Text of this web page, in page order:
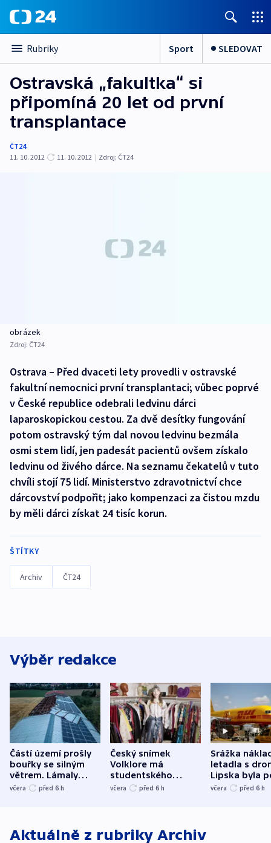
Rubriky Sport SLEDOVAT
Ostravská „fakultka“ si
připomíná 20 let od první
transplantace
ČT24
11. 10. 2012
11. 10. 2012 | Zdroj: ČT24
obrázek
Zdroj: ČT24
Ostrava – Před dvaceti lety provedli v ostravské
fakultní nemocnici první transplantaci; vůbec poprvé
v České republice odebrali ledvinu dárci
laparoskopickou cestou. Za dvě desítky fungování
potom ostravský tým dal novou ledvinu bezmála
osmi stem lidí, jen padesát pacientů ovšem získalo
ledvinu od živého dárce. Na seznamu čekatelů v tuto
chvíli stojí 75 lidí. Ministerstvo zdravotnictví chce
dárcovství podpořit; jako kompenzaci za čistou mzdu
by měli dárci získat 24 tisíc korun.
ŠTÍTKY
Archiv ČT24
Výběr redakce
Částí území prošly
bouřky se silným
větrem. Lámaly
stromy a poničily
včera před 6 h
Český snímek
Volklore má
studentského
Oscara, zabojuje o
včera před 6 h
Srážka
letadla s
Lipska byla
německého
včera před 6 h
Aktuálně z rubriky Archiv